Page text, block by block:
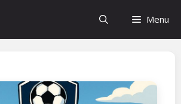
Menu